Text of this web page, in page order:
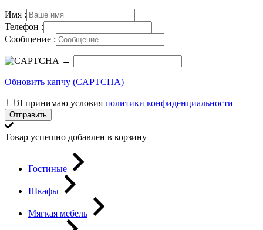
Имя :
Телефон :
Сообщение :
→
Обновить капчу (CAPTCHA)
Я принимаю условия политики конфиденциальности
Отправить
Товар успешно добавлен в корзину
Гостиные
Шкафы
Мягкая мебель